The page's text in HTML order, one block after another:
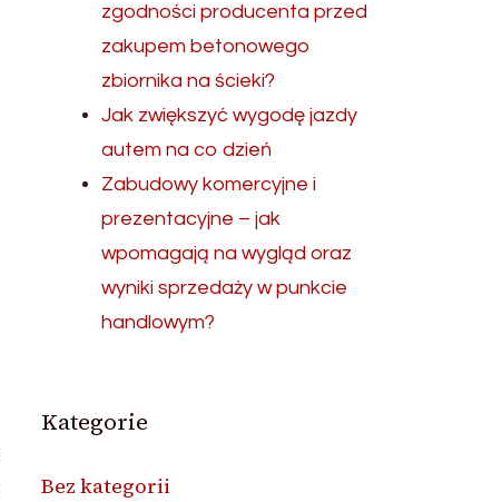
zgodności producenta przed
zakupem betonowego
zbiornika na ścieki?
Jak zwiększyć wygodę jazdy
autem na co dzień
Zabudowy komercyjne i
prezentacyjne – jak
wpomagają na wygląd oraz
wyniki sprzedaży w punkcie
handlowym?
Kategorie
Bez kategorii